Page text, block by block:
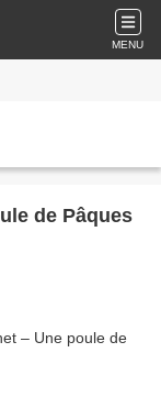
MENU
de Pâques